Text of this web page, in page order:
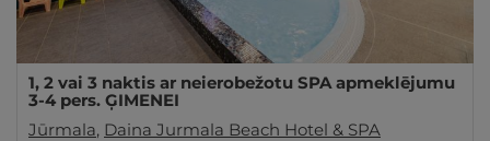
1, 2 vai 3 naktis ar neierobežotu SPA apmeklējumu
3-4 pers. ĢIMENEI
Jūrmala, Daina Jurmala Beach Hotel & SPA